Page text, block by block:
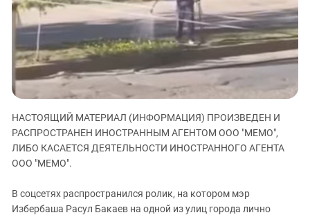
ЗАСТАВЛЯЕТ
КАВКАЗ ЗА ПАЛЕСТИНУ
ИНАКОМЫСЛИЕ В ЧЕЧНЕ
ПРЕСЛЕДОВАНИЕ АКТИВИСТОВ
МОБИЛИЗАЦИЯ И ПРОТЕСТЫ
Дагестан
Ингушетия
Кабардино-Балкария
Калмыкия
Карачаево-Черкесия
Краснодарский край
Российская Федерация
Северная Осетия - Алания
НАСТОЯЩИЙ МАТЕРИАЛ (ИНФОРМАЦИЯ) ПРОИЗВЕДЕН И
РАСПРОСТРАНЕН ИНОСТРАННЫМ АГЕНТОМ ООО "МЕМО",
ЛИБО КАСАЕТСЯ ДЕЯТЕЛЬНОСТИ ИНОСТРАННОГО АГЕНТА
ООО "МЕМО".
В соцсетях распространился ролик, на котором мэр
Избербаша Расул Бакаев на одной из улиц города лично